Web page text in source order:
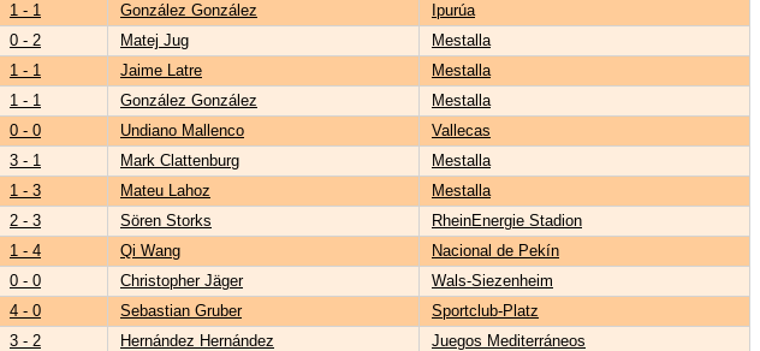
1 - 1 González González Ipurúa
0 - 2 Matej Jug Mestalla
1 - 1 Jaime Latre Mestalla
1 - 1 González González Mestalla
0 - 0 Undiano Mallenco Vallecas
3 - 1 Mark Clattenburg Mestalla
1 - 3 Mateu Lahoz Mestalla
2 - 3 Sören Storks RheinEnergie Stadion
1 - 4 Qi Wang Nacional de Pekín
0 - 0 Christopher Jäger Wals-Siezenheim
4 - 0 Sebastian Gruber Sportclub-Platz
3 - 2 Hernández Hernández Juegos Mediterráneos